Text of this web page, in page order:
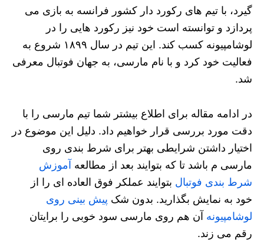
گیرد، با تیم های رکورد دار کشور فرانسه به بازی می
پردازد و توانسته است خود نیز رکورد هایی را در
لوشامپیونه کسب کند. این تیم در سال ۱۸۹۹ شروع به
فعالیت خود کرد و با نام مارسی، به جهان فوتبال معرفی
شد.
در ادامه مقاله برای اطلاع بیشتر شما تیم مارسی را با
دقت مورد بررسی قرار خواهیم داد. دلیل این موضوع در
اختیار داشتن شرایطی بهتر برای شرط بندی روی
مارسی م باشد تا که بتوایند بعد از مطالعه آموزش
شرط بندی فوتبال بتوایند عملکر فوق العاده ای را از
خود به نمایش بگذارید. بدون شک پیش بینی روی
لوشامپیونه آن هم روی مارسی سود خوبی را برایتان
رقم می زند.